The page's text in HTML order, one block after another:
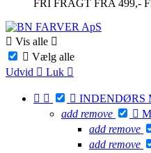
FRI FRAGT FRA 499,-
 Vis alle 
 Vælg alle
Udvid  Luk 
   INDENDØRS
add remove 
add remove
add remove